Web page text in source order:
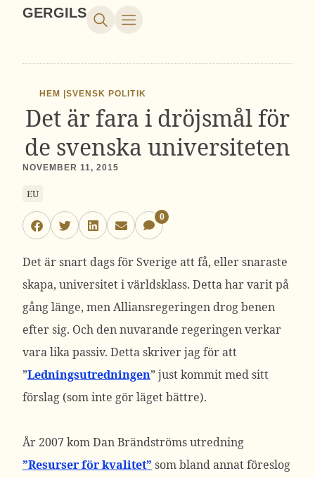
GERGILS
HEM |SVENSK POLITIK
Det är fara i dröjsmål för
de svenska universiteten
NOVEMBER 11, 2015
EU
0
Det är snart dags för Sverige att få, eller snaraste
skapa, universitet i världsklass. Detta har varit på
gång länge, men Alliansregeringen drog benen
efter sig. Och den nuvarande regeringen verkar
vara lika passiv. Detta skriver jag för att
”Ledningsutredningen” just kommit med sitt
förslag (som inte gör läget bättre).
År 2007 kom Dan Brändströms utredning
”Resurser för kvalitet” som bland annat föreslog